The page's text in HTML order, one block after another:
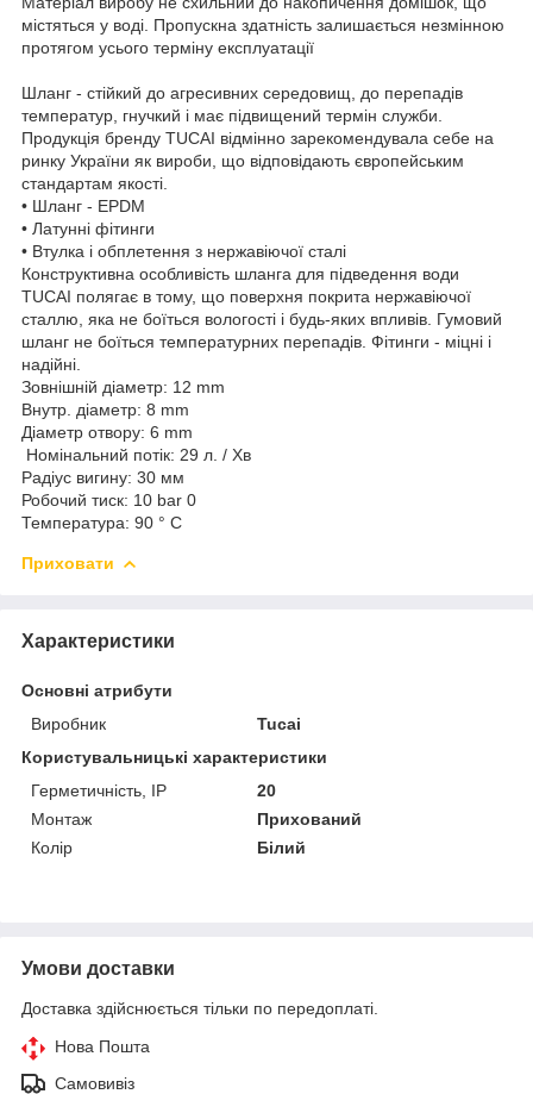
містяться у воді. Пропускна здатність залишається незмінною
протягом усього терміну експлуатації
Шланг - стійкий до агресивних середовищ, до перепадів
температур, гнучкий і має підвищений термін служби.
Продукція бренду TUCAI відмінно зарекомендувала себе на
ринку України як вироби, що відповідають європейським
стандартам якості.
• Шланг - EPDM
• Латунні фітинги
• Втулка і обплетення з нержавіючої сталі
Конструктивна особливість шланга для підведення води
TUCAI полягає в тому, що поверхня покрита нержавіючої
сталлю, яка не боїться вологості і будь-яких впливів. Гумовий
шланг не боїться температурних перепадів. Фітинги - міцні і
надійні.
Зовнішній діаметр: 12 mm
Внутр. діаметр: 8 mm
Діаметр отвору: 6 mm
Номінальний потік: 29 л. / Хв
Радіус вигину: 30 мм
Робочий тиск: 10 bar 0
Температура: 90 ° С
Приховати
Характеристики
Основні атрибути
Виробник
Tucai
Користувальницькі характеристики
Герметичність, IP
20
Монтаж
Прихований
Колір
Білий
Умови доставки
Доставка здійснюється тільки по передоплаті.
Нова Пошта
Самовивіз